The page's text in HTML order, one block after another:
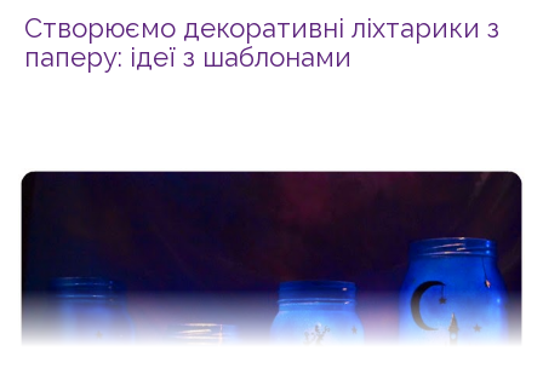
Створюємо декоративні ліхтарики з
паперу: ідеї з шаблонами